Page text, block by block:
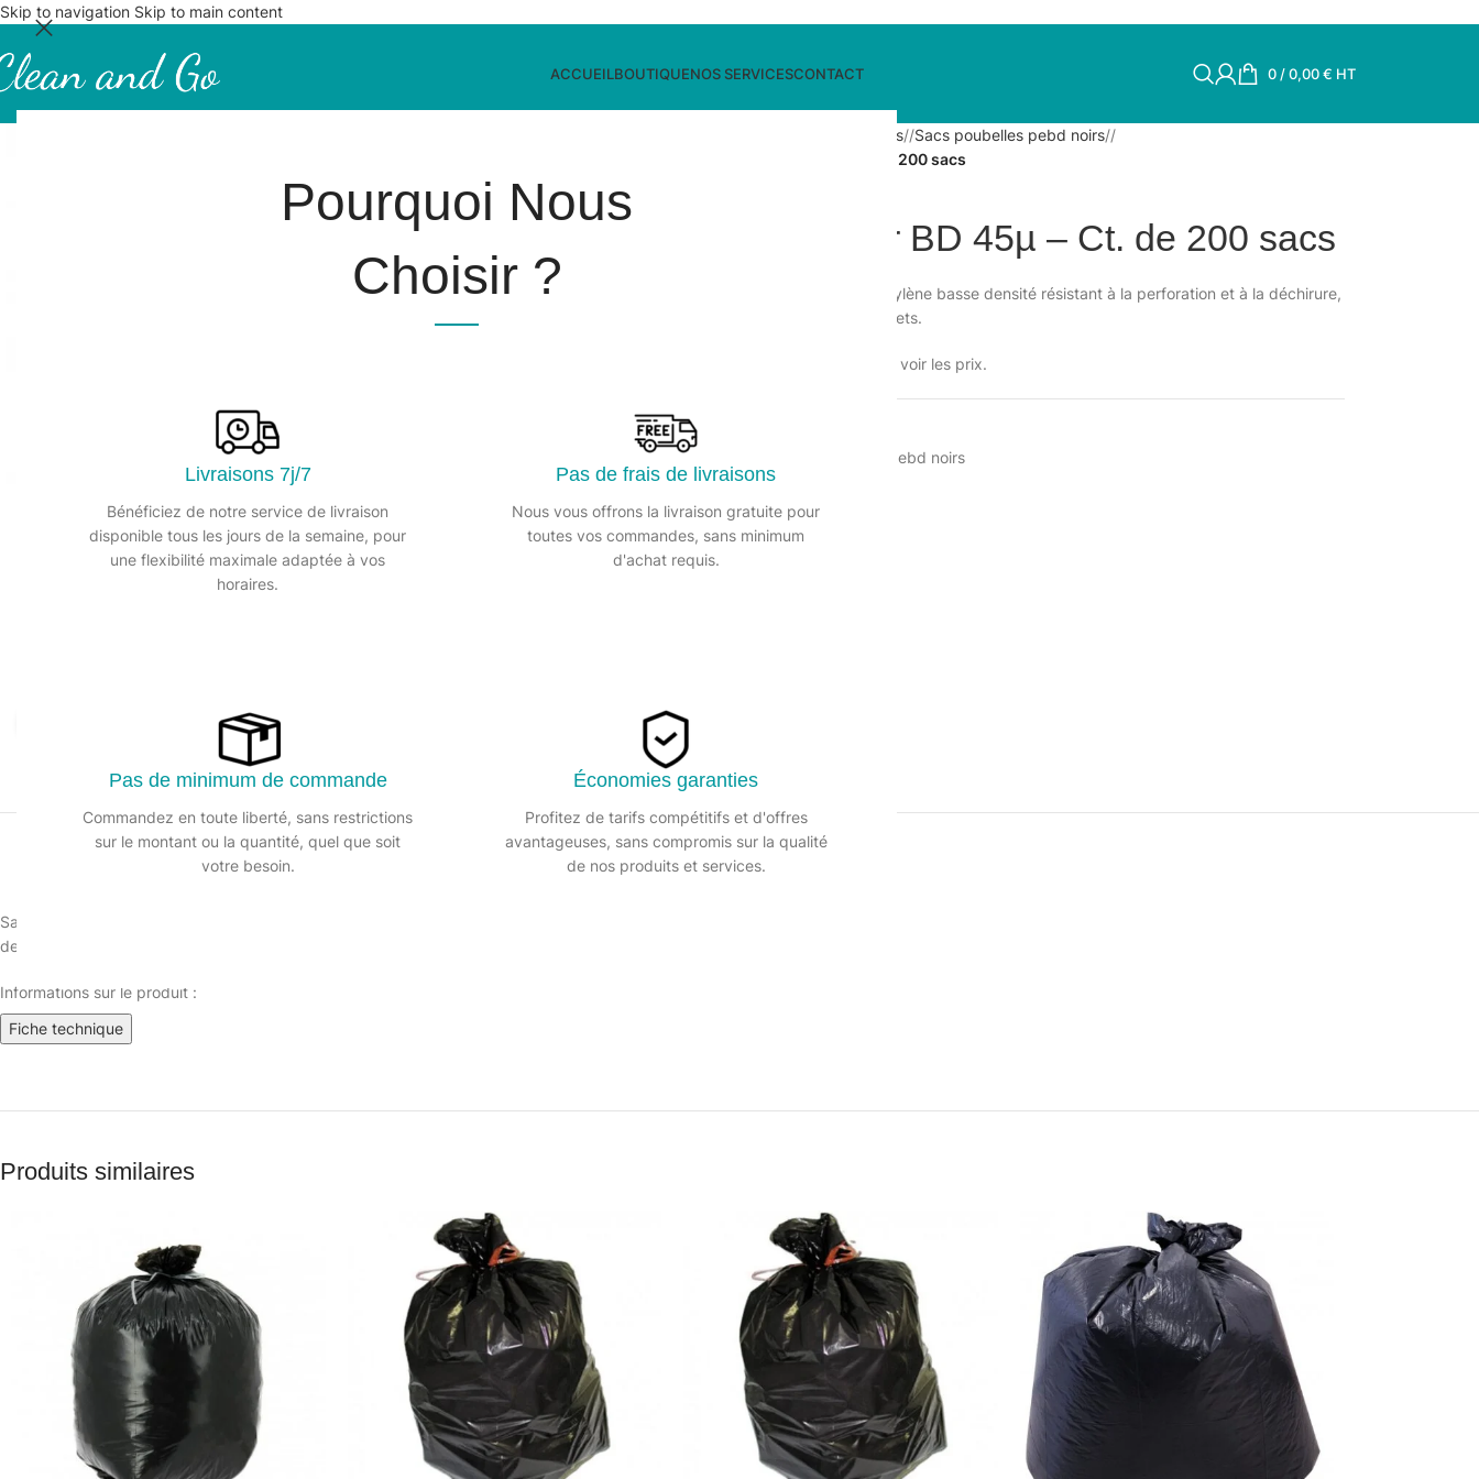
Pourquoi Nous
Choisir ?
Livraisons 7j/7
Bénéficiez de notre service de livraison
disponible tous les jours de la semaine, pour
une flexibilité maximale adaptée à vos
horaires.
Pas de frais de livraisons
Nous vous offrons la livraison gratuite pour
toutes vos commandes, sans minimum
d'achat requis.
Pas de minimum de commande
Commandez en toute liberté, sans restrictions
sur le montant ou la quantité, quel que soit
votre besoin.
Économies garanties
Profitez de tarifs compétitifs et d'offres
avantageuses, sans compromis sur la qualité
de nos produits et services.
Skip to navigation Skip to main content
ACCUEILBOUTIQUENOS SERVICESCONTACT 0 /0,00€ HT
Collecte des déchets/ Sacs poubelles pebd noirs/
SP 110L noir BD 45µ – Ct. de 200 sacs
SP 110L noir BD 45µ – Ct. de 200 sacs
Sac poubelle noir en polyéthylène basse densité résistant à la perforation et à la déchirure,
destiné à la collecte de déchets.
Veuillez vous connecter pour voir les prix.
UGS :
Catégorie :
Sacs poubelles pebd noirs
DESCRIPTION
Sac poubelle noir en polyéthylène basse densité résistant à la perforation et à la déchirure,
destiné à la collecte de déchets.
Informations sur le produit :
Fiche technique
Produits similaires